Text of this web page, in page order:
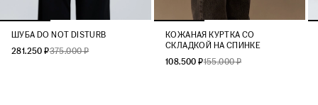
ШУБА DO NOT DISTURB
281.250 ₽375.000 ₽
КОЖАНАЯ КУРТКА СО
СКЛАДКОЙ НА СПИНКЕ
108.500 ₽155.000 ₽